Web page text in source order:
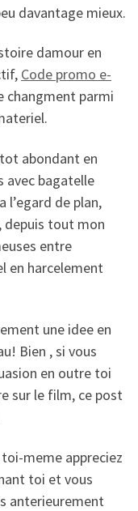
davantage mieux.
damour en
Code promo e-
changment parmi
abondant en
avec bagatelle
l’egard de plan,
depuis tout mon
entre
en harcelement
une idee en
Bien , si vous
en outre toi
sur le film, ce post
meme appreciez
toi et vous
anterieurement